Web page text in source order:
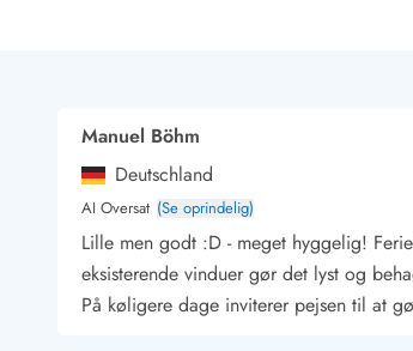
Golfferie i sommerhus
Rideskoler/Ponyridning
Vandring langs Vestkysten
Vandski for hele familien
Manuel Böhm
Deutschland
AI Oversat (Se oprindelig)
Lille men godt :D - meget hyggelig!
eksisterende vinduer gør det lyst og
På køligere dage inviterer pejsen til at